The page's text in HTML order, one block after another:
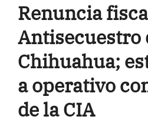
Renuncia
Antisecuestro
Chihuahua;
a operativo
de la CIA